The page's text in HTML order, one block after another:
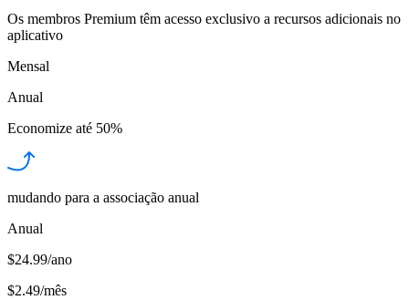
Os membros Premium têm acesso exclusivo a recursos adicionais no
aplicativo
Mensal
Anual
Economize até 50%
mudando para a associação anual
Anual
$24.99/ano
$2.49/mês